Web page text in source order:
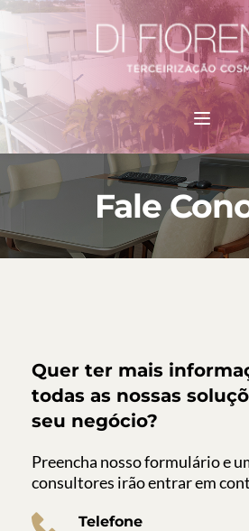
Pular
conteúdo
Fale
Quer ter mais
todas as nossas
seu negócio?
Preencha nosso formulário e
consultores irão entrar em
Telefone